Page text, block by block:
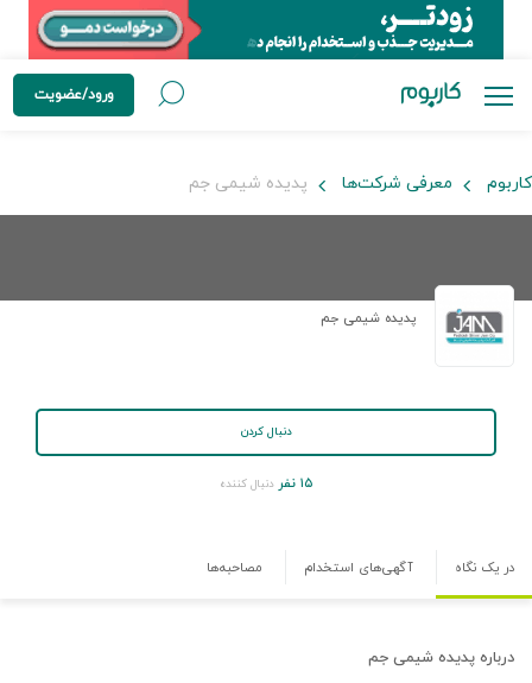
ورود/عضویت
کاربوم معرفی شرکت‌ها پدیده شیمی جم
پدیده شیمی جم
دنبال کردن
۱۵ نفر دنبال کننده
در یک نگاه آگهی‌های استخدام مصاحبه‌ها
درباره پدیده شیمی جم